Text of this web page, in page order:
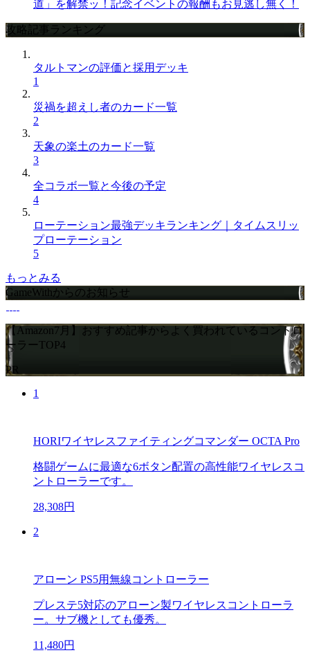
道」を解禁ッ！記念イベントの報酬もお見逃し無く！
攻略記事ランキング
タルトマンの評価と採用デッキ
1
災禍を超えし者のカード一覧
2
天象の楽土のカード一覧
3
全コラボ一覧と今後の予定
4
ローテーション最強デッキランキング｜タイムスリッ
プローテーション
5
もっとみる
GameWithからのお知らせ
【Amazon7月】おすすめ記事からよく買われているコントロ
ーラーTOP4
PR
1
HORIワイヤレスファイティングコマンダー OCTA Pro
格闘ゲームに最適な6ボタン配置の高性能ワイヤレスコ
ントローラーです。
28,308円
2
アローン PS5用無線コントローラー
プレステ5対応のアローン製ワイヤレスコントローラ
ー。サブ機としても優秀。
11,480円